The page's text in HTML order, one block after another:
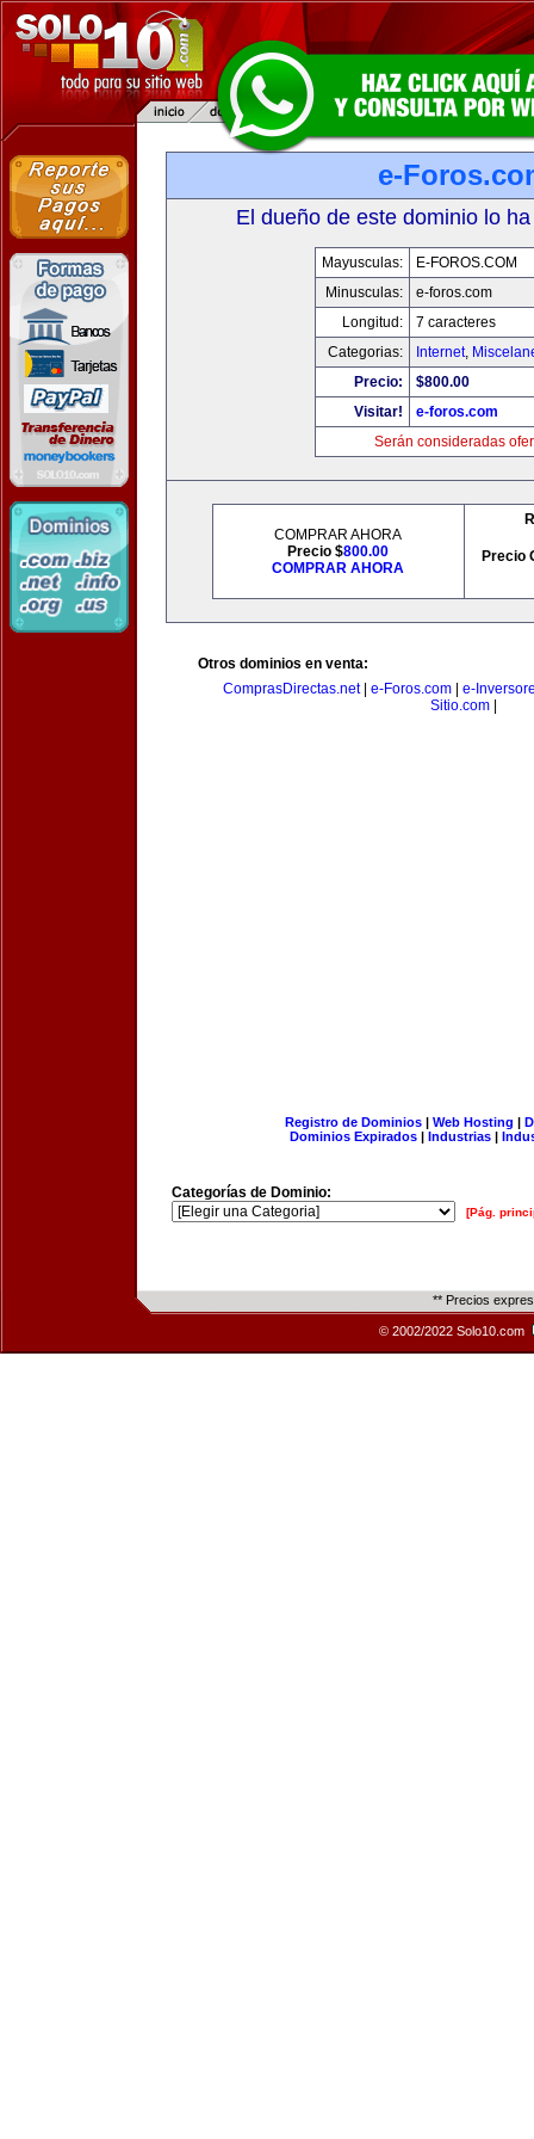
e-
El dueño de este dominio lo
Mayusculas:
E-FOROS.COM
Minusculas:
e-foros.com
Longitud:
7 caracteres
Categorias:
Internet,
Precio:
$800.00
Visitar!
e-foros.com
Serán consideradas
COMPRAR AHORA
Precio $800.00
COMPRAR AHORA
Precio
Otros dominios en venta:
ComprasDirectas.net| e-Foros.com
e-
Sitio.com
Registro de Dominios| Web Hosting |
Dominios Expirados | Industrias |
Categorías de Dominio:
[Pág.
** Precios
© 2002/2022 Solo10.com